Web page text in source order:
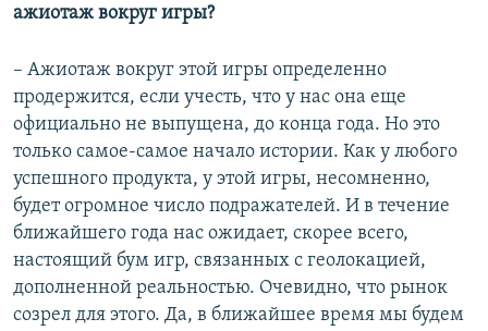
ажиотаж вокруг игры?
– Ажиотаж вокруг этой игры определенно
продержится, если учесть, что у нас она еще
официально не выпущена, до конца года. Но это
только самое-самое начало истории. Как у любого
успешного продукта, у этой игры, несомненно,
будет огромное число подражателей. И в течение
ближайшего года нас ожидает, скорее всего,
настоящий бум игр, связанных с геолокацией,
дополненной реальностью. Очевидно, что рынок
созрел для этого. Да, в ближайшее время мы будем